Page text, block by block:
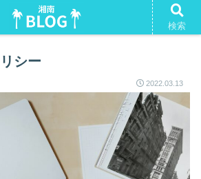
ツ。よかったらいかがですか？
シー
2022.03.13
検索